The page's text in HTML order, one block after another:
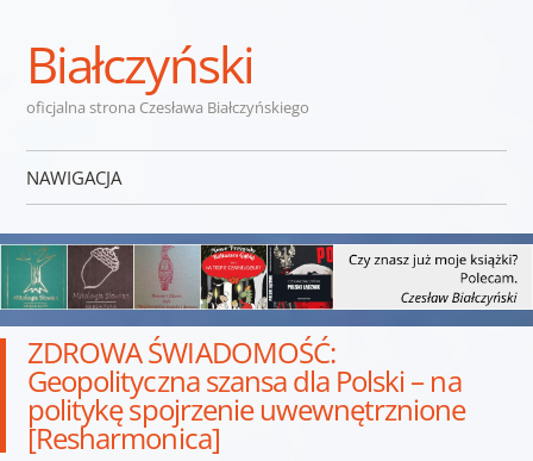
Białczyński
oficjalna strona Czesława Białczyńskiego
NAWIGACJA
ZDROWA ŚWIADOMOŚĆ:
Geopolityczna szansa dla Polski – na
politykę spojrzenie uwewnętrznione
[Resharmonica]